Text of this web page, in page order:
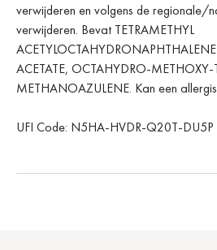
verwijderen en volgens de regionale/
verwijderen. Bevat TETRAMETHYL
ACETATE, OCTAHYDRO-METHOXY-
METHANOAZULENE. Kan een
UFI Code: N5HA-HVDR-Q20T-DU5P